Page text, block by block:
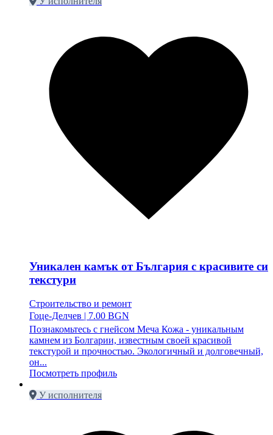
Уникален камък от България с красивите си
текстури
Строительство и ремонт
Гоце-Делчев | 7.00 BGN
Познакомьтесь с гнейсом Меча Кожа - уникальным
камнем из Болгарии, известным своей красивой
текстурой и прочностью. Экологичный и долговечный,
он...
Посмотреть профиль
У исполнителя